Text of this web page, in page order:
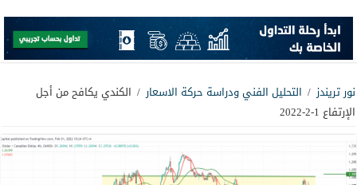
نور تريندز / التحليل الفني ودراسة حركة الاسعار / الكندي يكافح من أجل
الإرتفاع 1-2-2022